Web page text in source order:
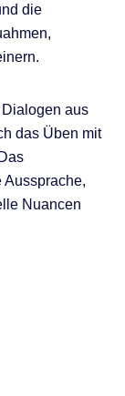
die
aus
das Üben mit
Aussprache,
Nuancen